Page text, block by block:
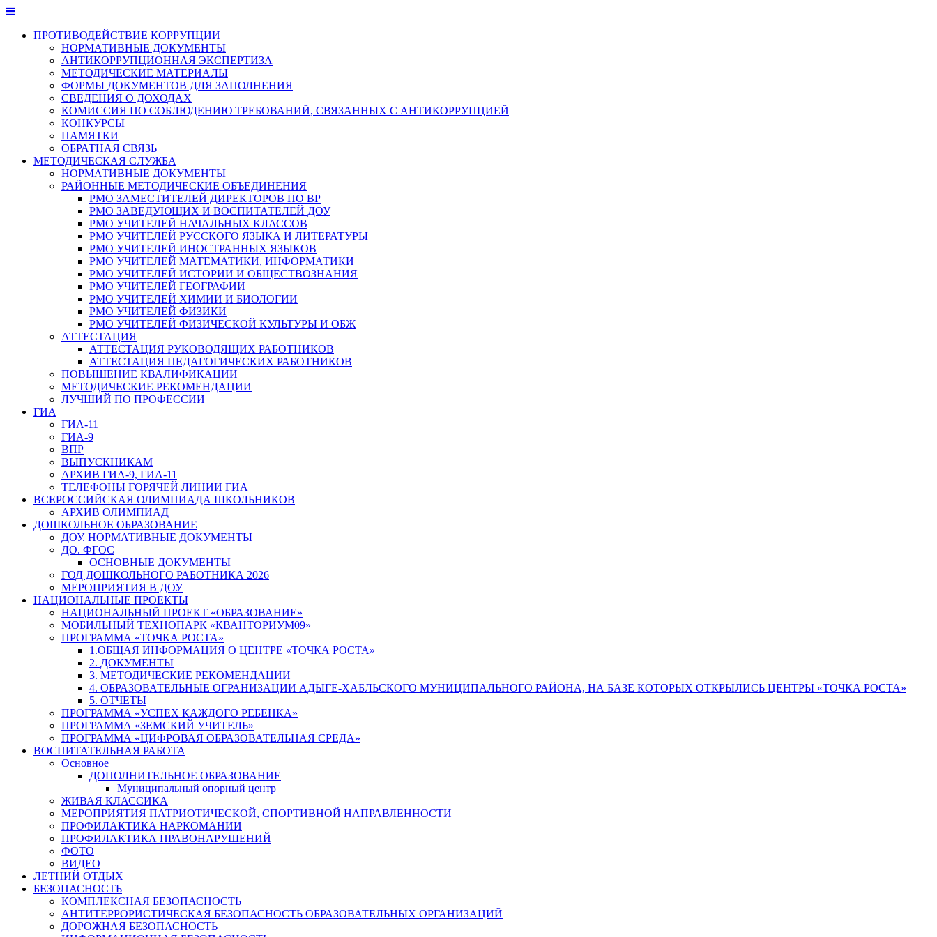
Перейти
содержимому
ПРОТИВОДЕЙСТВИЕ КОРРУПЦИИ
НОРМАТИВНЫЕ ДОКУМЕНТЫ
АНТИКОРРУПЦИОННАЯ ЭКСПЕРТИЗА
МЕТОДИЧЕСКИЕ МАТЕРИАЛЫ
ФОРМЫ ДОКУМЕНТОВ ДЛЯ ЗАПОЛНЕНИЯ
СВЕДЕНИЯ О ДОХОДАХ
КОМИССИЯ ПО СОБЛЮДЕНИЮ ТРЕБОВАНИЙ, СВЯЗАННЫХ С АНТИКОРРУПЦИЕЙ
КОНКУРСЫ
ПАМЯТКИ
ОБРАТНАЯ СВЯЗЬ
МЕТОДИЧЕСКАЯ СЛУЖБА
НОРМАТИВНЫЕ ДОКУМЕНТЫ
РАЙОННЫЕ МЕТОДИЧЕСКИЕ ОБЪЕДИНЕНИЯ
РМО ЗАМЕСТИТЕЛЕЙ ДИРЕКТОРОВ ПО ВР
РМО ЗАВЕДУЮЩИХ И ВОСПИТАТЕЛЕЙ ДОУ
РМО УЧИТЕЛЕЙ НАЧАЛЬНЫХ КЛАССОВ
РМО УЧИТЕЛЕЙ РУССКОГО ЯЗЫКА И ЛИТЕРАТУРЫ
РМО УЧИТЕЛЕЙ ИНОСТРАННЫХ ЯЗЫКОВ
РМО УЧИТЕЛЕЙ МАТЕМАТИКИ, ИНФОРМАТИКИ
РМО УЧИТЕЛЕЙ ИСТОРИИ И ОБЩЕСТВОЗНАНИЯ
РМО УЧИТЕЛЕЙ ГЕОГРАФИИ
РМО УЧИТЕЛЕЙ ХИМИИ И БИОЛОГИИ
РМО УЧИТЕЛЕЙ ФИЗИКИ
РМО УЧИТЕЛЕЙ ФИЗИЧЕСКОЙ КУЛЬТУРЫ И ОБЖ
АТТЕСТАЦИЯ
АТТЕСТАЦИЯ РУКОВОДЯЩИХ РАБОТНИКОВ
АТТЕСТАЦИЯ ПЕДАГОГИЧЕСКИХ РАБОТНИКОВ
ПОВЫШЕНИЕ КВАЛИФИКАЦИИ
МЕТОДИЧЕСКИЕ РЕКОМЕНДАЦИИ
ЛУЧШИЙ ПО ПРОФЕССИИ
ГИА
ГИА-11
ГИА-9
ВПР
ВЫПУСКНИКАМ
АРХИВ ГИА-9, ГИА-11
ТЕЛЕФОНЫ ГОРЯЧЕЙ ЛИНИИ ГИА
ВСЕРОССИЙСКАЯ ОЛИМПИАДА ШКОЛЬНИКОВ
АРХИВ ОЛИМПИАД
ДОШКОЛЬНОЕ ОБРАЗОВАНИЕ
ДОУ. НОРМАТИВНЫЕ ДОКУМЕНТЫ
ДО. ФГОС
ОСНОВНЫЕ ДОКУМЕНТЫ
ГОД ДОШКОЛЬНОГО РАБОТНИКА 2026
МЕРОПРИЯТИЯ В ДОУ
НАЦИОНАЛЬНЫЕ ПРОЕКТЫ
НАЦИОНАЛЬНЫЙ ПРОЕКТ «ОБРАЗОВАНИЕ»
МОБИЛЬНЫЙ ТЕХНОПАРК «КВАНТОРИУМ09»
ПРОГРАММА «ТОЧКА РОСТА»
1.ОБЩАЯ ИНФОРМАЦИЯ О ЦЕНТРЕ «ТОЧКА РОСТА»
2. ДОКУМЕНТЫ
3. МЕТОДИЧЕСКИЕ РЕКОМЕНДАЦИИ
4. ОБРАЗОВАТЕЛЬНЫЕ ОГРАНИЗАЦИИ АДЫГЕ-ХАБЛЬСКОГО МУНИЦИПАЛЬНОГО РАЙОНА, НА БАЗЕ КОТОРЫХ ОТКРЫЛИСЬ ЦЕНТРЫ «ТОЧКА РОСТА»
5. ОТЧЕТЫ
ПРОГРАММА «УСПЕХ КАЖДОГО РЕБЕНКА»
ПРОГРАММА «ЗЕМСКИЙ УЧИТЕЛЬ»
ПРОГРАММА «ЦИФРОВАЯ ОБРАЗОВАТЕЛЬНАЯ СРЕДА»
ВОСПИТАТЕЛЬНАЯ РАБОТА
Основное
ДОПОЛНИТЕЛЬНОЕ ОБРАЗОВАНИЕ
Муниципальный опорный центр
ЖИВАЯ КЛАССИКА
МЕРОПРИЯТИЯ ПАТРИОТИЧЕСКОЙ, СПОРТИВНОЙ НАПРАВЛЕННОСТИ
ПРОФИЛАКТИКА НАРКОМАНИИ
ПРОФИЛАКТИКА ПРАВОНАРУШЕНИЙ
ФОТО
ВИДЕО
ЛЕТНИЙ ОТДЫХ
БЕЗОПАСНОСТЬ
КОМПЛЕКСНАЯ БЕЗОПАСНОСТЬ
АНТИТЕРРОРИСТИЧЕСКАЯ БЕЗОПАСНОСТЬ ОБРАЗОВАТЕЛЬНЫХ ОРГАНИЗАЦИЙ
ДОРОЖНАЯ БЕЗОПАСНОСТЬ